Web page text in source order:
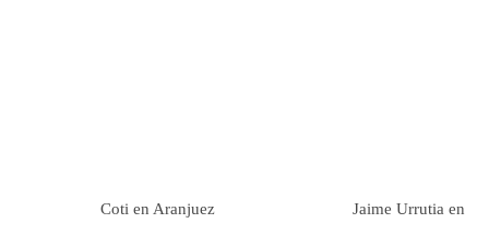
Coti en Aranjuez Jaime Urrutia en